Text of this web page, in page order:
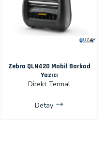
Zebra QLN420 Mobil Barkod
Yazıcı
Direkt Termal
Detay